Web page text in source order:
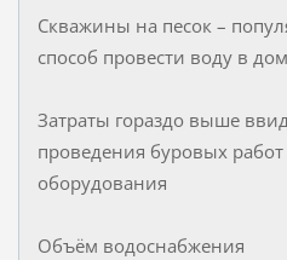
Скважины на песок –
способ провести воду в дом
Затраты гораздо выше
проведения буровых
оборудования
Объём водоснабжения